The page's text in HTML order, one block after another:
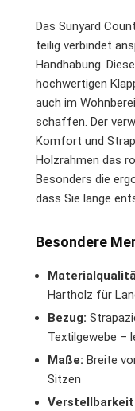
Das Sunyard
teilig verbindet
Handhabung.
hochwertigen
auch im
schaffen. Der
Komfort und
Holzrahmen das
Besonders die
dass Sie lange
Besondere
Hartholz für
Bezug:
Textilgewebe –
Maße: Breite
Sitzen